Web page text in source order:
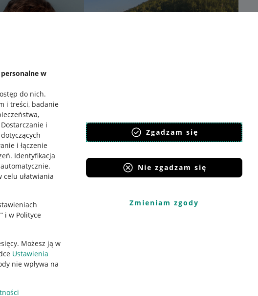
w
do nich.
i treści, badanie
Dostarczanie i
i łączenie
. Identyfikacja
.
ułatwiania
i w Polityce
Możesz ją w
Ustawienia
nie wpływa na
Zgadzam się
Nie zgadzam się
Zmieniam zgody